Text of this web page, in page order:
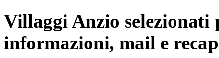
Villaggi Anzio selezionati
informazioni, mail e